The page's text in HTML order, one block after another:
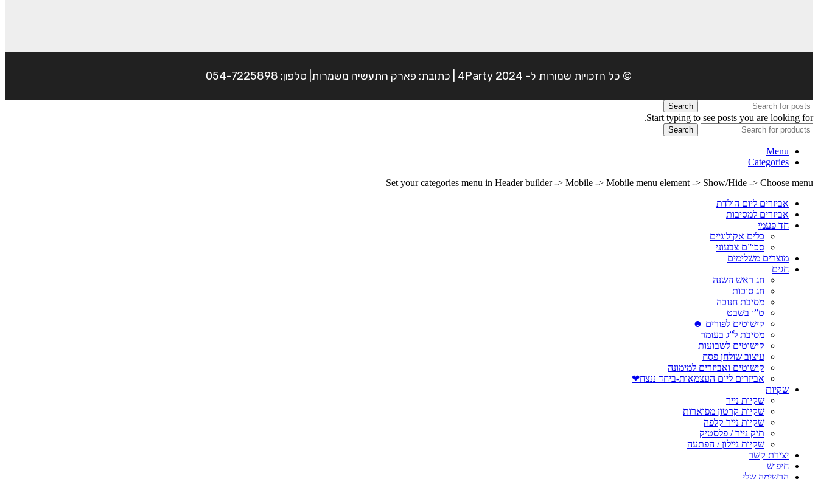
© כל הזכויות שמורות ל- 4Party 2024 | כתובת: פארק התעשיה משמרות| טלפון: 054-7225898
Search
Start typing to see posts you are looking for.
Search
Menu
Categories
Set your categories menu in Header builder -> Mobile -> Mobile menu element -> Show/Hide -> Choose menu
אביזרים ליום הולדת
אביזרים למסיבות
חד פעמי
כלים אקולוגיים
סכו”ם צבעוני
מוצרים משלימים
חגים
חג ראש השנה
חג סוכות
מסיבת חנוכה
ט”ו בשבט
קישוטים לפורים ☻
מסיבת ל”ג בעומר
קישוטים לשבועות
עיצוב שולחן פסח
קישוטים ואביזרים למימונה
אביזרים ליום העצמאות-ביחד ננצח❤
שקיות
שקיות נייר
שקיות קרטון מפוארות
שקיות נייר קלפה
תיק נייר / פלסטיק
שקיות ניילון / הפתעה
יצירת קשר
חיפוש
הרשימה שלי